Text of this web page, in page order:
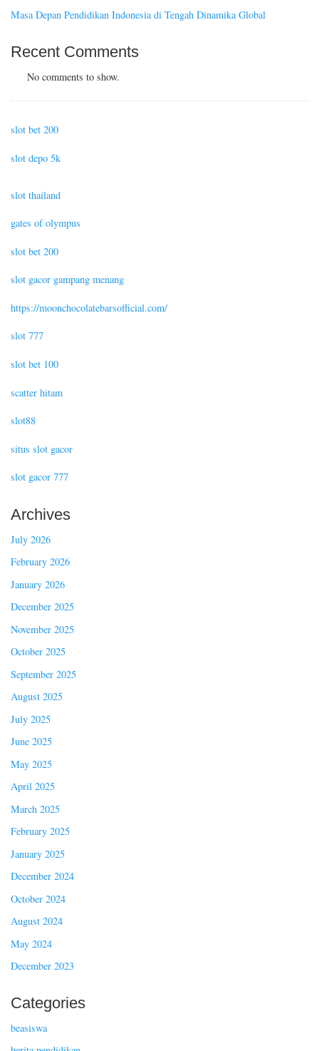
Masa Depan Pendidikan Indonesia di Tengah Dinamika Global
Recent Comments
No comments to show.
slot bet 200
slot depo 5k
slot thailand
gates of olympus
slot bet 200
slot gacor gampang menang
https://moonchocolatebarsofficial.com/
slot 777
slot bet 100
scatter hitam
slot88
situs slot gacor
slot gacor 777
Archives
July 2026
February 2026
January 2026
December 2025
November 2025
October 2025
September 2025
August 2025
July 2025
June 2025
May 2025
April 2025
March 2025
February 2025
January 2025
December 2024
October 2024
August 2024
May 2024
December 2023
Categories
beasiswa